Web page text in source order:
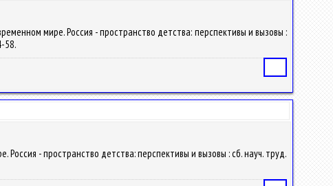
мире. Россия - пространство детства: перспективы и вызовы :
58.
- пространство детства: перспективы и вызовы : сб. науч. труд.